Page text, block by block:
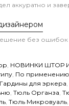
аккуратно и
без ошибок
НОВИНКИ ШТОР
По применению
Гардины для эркера
Тюль Органза
Тюль Микровуаль